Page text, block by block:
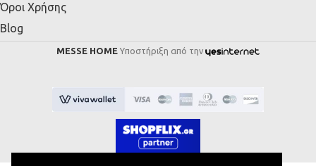
Όροι Χρήσης
Blog
MESSE HOME Υποστήριξη από την